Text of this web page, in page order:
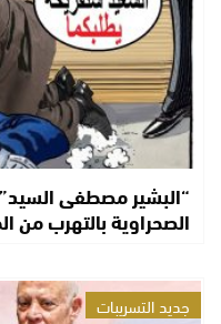
“البشير مصطفى
الصحراوية بالتهرب من
جديد التسريبات